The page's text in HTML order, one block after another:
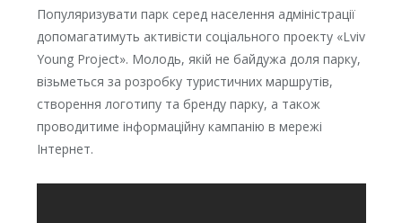
Популяризувати парк серед населення адміністрації
допомагатимуть активісти соціального проекту «Lviv
Young Project». Молодь, якій не байдужа доля парку,
візьметься за розробку туристичних маршрутів,
створення логотипу та бренду парку, а також
проводитиме інформаційну кампанію в мережі
Інтернет.